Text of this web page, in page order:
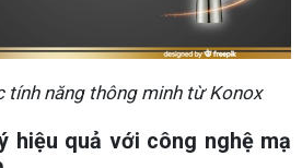
tính năng thông minh từ Konox
hiệu quả với công nghệ mạ